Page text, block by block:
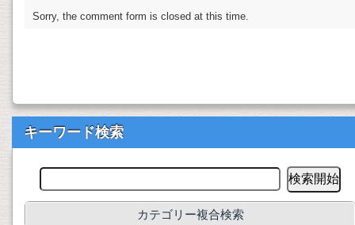
Sorry, the comment form is closed at this time.
キーワード検索
カテゴリー複合検索